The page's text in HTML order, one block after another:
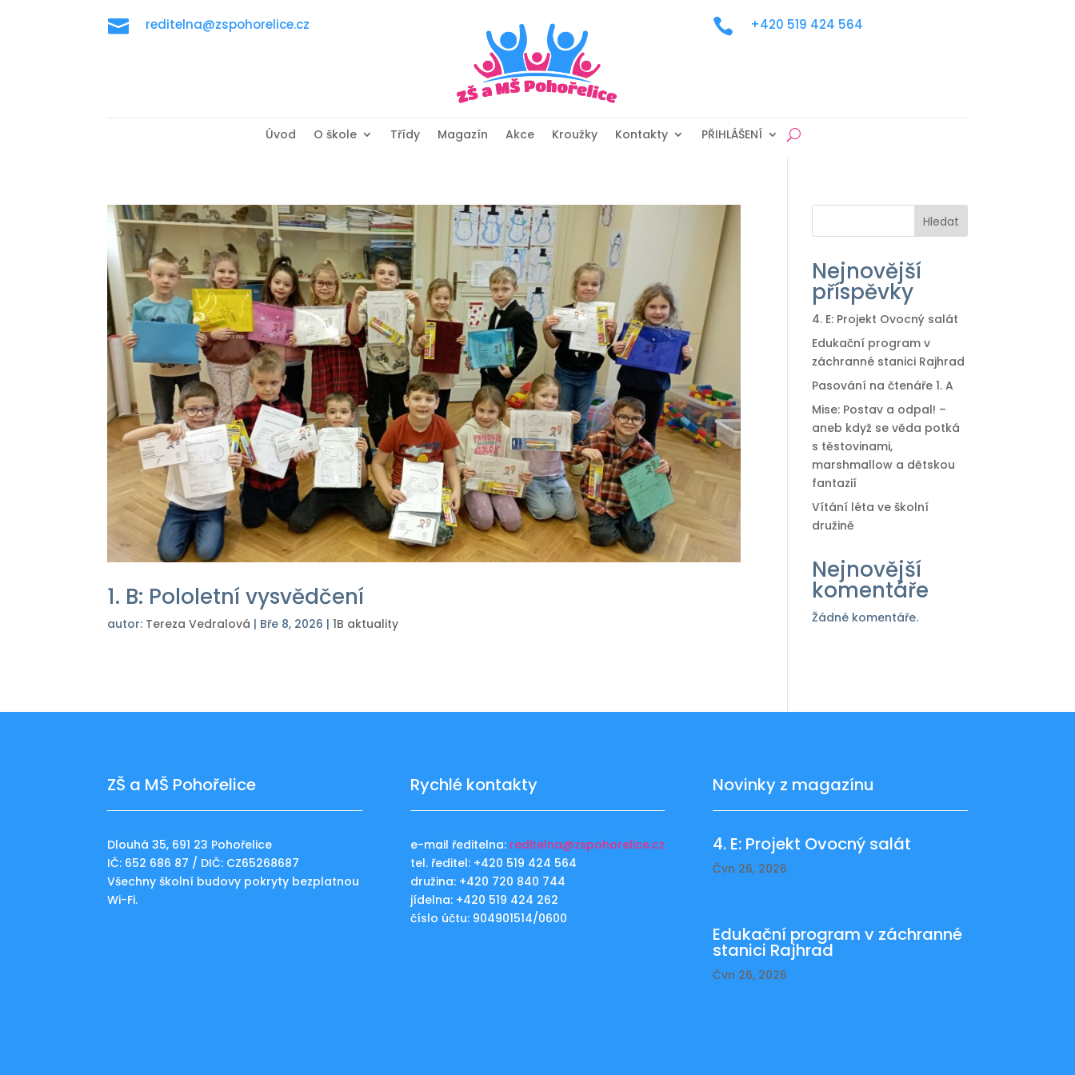
 reditelna@zspohorelice.cz  +420 519 424 564
Úvod O škole Třídy Magazín Akce Kroužky Kontakty PŘIHLÁŠENÍ
1. B: Pololetní vysvědčení
autor: Tereza Vedralová | Bře 8, 2026 |1B aktuality
Hledat
Nejnovější
příspěvky
4. E: Projekt Ovocný salát
Edukační program v
záchranné stanici Rajhrad
Pasování na čtenáře 1. A
Mise: Postav a odpal! –
aneb když se věda potká
s těstovinami,
marshmallow a dětskou
fantazií
Vítání léta ve školní
družině
Nejnovější
komentáře
Žádné komentáře.
ZŠ a MŠ Pohořelice
Dlouhá 35, 691 23 Pohořelice
IČ: 652 686 87 / DIČ: CZ65268687
Všechny školní budovy pokryty bezplatnou
Wi-Fi.
Rychlé kontakty
e-mail ředitelna: reditelna@zspohorelice.cz
tel. ředitel: +420 519 424 564
družina: +420 720 840 744
jídelna: +420 519 424 262
číslo účtu: 904901514/0600
Novinky z magazínu
4. E: Projekt Ovocný salát
Čvn 26, 2026
Edukační program v záchranné
stanici Rajhrad
Čvn 26, 2026